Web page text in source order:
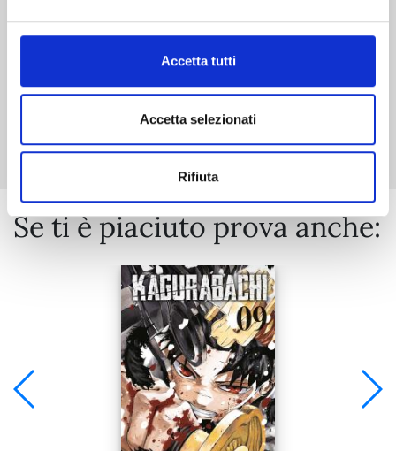
Accetta tutti
Accetta selezionati
Rifiuta
Mostra tutto
Se ti è piaciuto prova anche: